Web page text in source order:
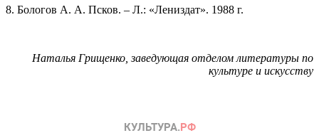
8. Бологов А. А. Псков. ‒ Л.: «Лениздат». 1988 г.
Наталья Грищенко, заведующая отделом литературы по
культуре и искусству